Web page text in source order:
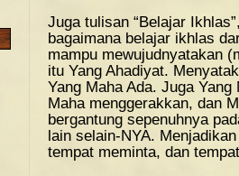
Juga tulisan “Belajar
bagaimana belajar ikhlas
mampu mewujudnyatakan
itu Yang Ahadiyat.
Yang Maha Ada. Juga
Maha menggerakkan, dan
bergantung sepenuhnya
lain selain-NYA.
tempat meminta, dan